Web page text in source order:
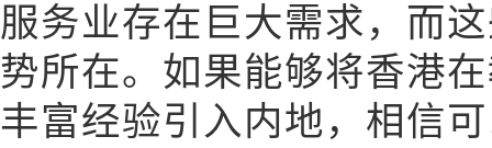
服务业存在巨大需求，而
势所在。如果能够将香港
丰富经验引入内地，相信